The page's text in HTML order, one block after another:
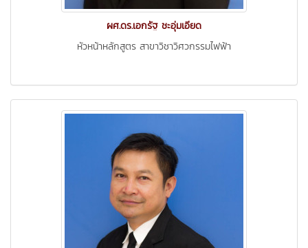
ผศ.ดร.เอกรัฐ ชะอุ่มเอียด
หัวหน้าหลักสูตร สาขาวิชาวิศวกรรมไฟฟ้า